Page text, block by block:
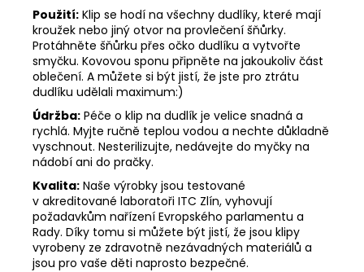
Použití: Klip se hodí na všechny dudlíky, které mají
kroužek nebo jiný otvor na provlečení šňůrky.
Protáhněte šňůrku přes očko dudlíku a vytvořte
smyčku. Kovovou sponu připněte na jakoukoliv část
oblečení. A můžete si být jistí, že jste pro ztrátu
dudlíku udělali maximum:)
Údržba: Péče o klip na dudlík je velice snadná a
rychlá. Myjte ručně teplou vodou a nechte důkladně
vyschnout. Nesterilizujte, nedávejte do myčky na
nádobí ani do pračky.
Kvalita: Naše výrobky jsou testované
v akreditované laboratoři ITC Zlín, vyhovují
požadavkům nařízení Evropského parlamentu a
Rady. Díky tomu si můžete být jistí, že jsou klipy
vyrobeny ze zdravotně nezávadných materiálů a
jsou pro vaše děti naprosto bezpečné.